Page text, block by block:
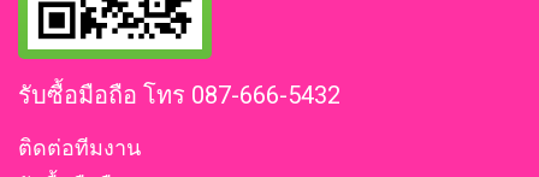
รับซื้อมือถือ โทร 087-666-5432
ติดต่อทีมงาน